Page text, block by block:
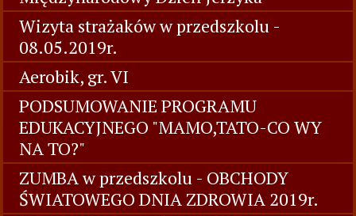
Wizyta strażaków w przedszkolu -
08.05.2019r.
Aerobik, gr. VI
PODSUMOWANIE PROGRAMU
EDUKACYJNEGO "MAMO,TATO-CO WY
NA TO?"
ZUMBA w przedszkolu - OBCHODY
ŚWIATOWEGO DNIA ZDROWIA 2019r.